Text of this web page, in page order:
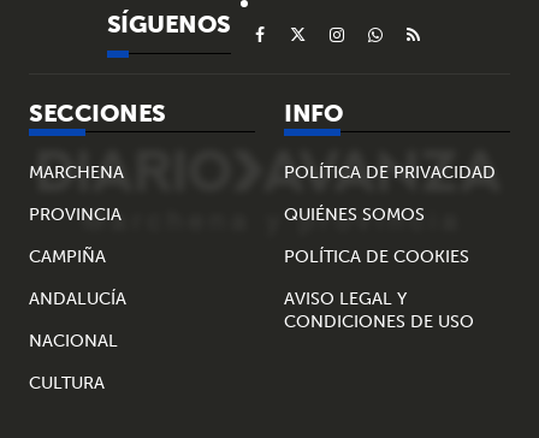
SÍGUENOS
SECCIONES
MARCHENA
PROVINCIA
CAMPIÑA
ANDALUCÍA
NACIONAL
CULTURA
INFO
POLÍTICA DE PRIVACIDAD
QUIÉNES SOMOS
POLÍTICA DE COOKIES
AVISO LEGAL Y
CONDICIONES DE USO